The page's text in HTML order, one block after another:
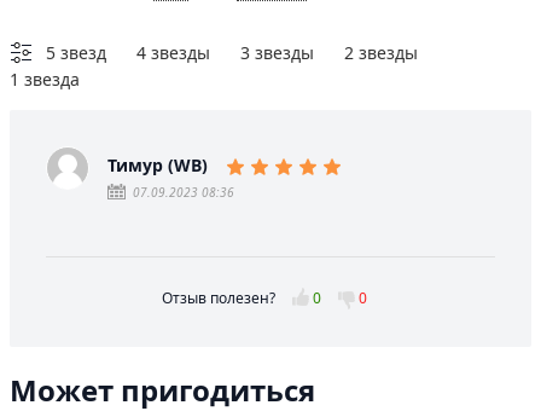
5 звезд 4 звезды 3 звезды
2 звезды
1 звезда
Тимур (WB)
07.09.2023 08:36
Отзыв полезен? 0 0
Может пригодиться